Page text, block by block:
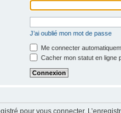
J’ai oublié mon mot de passe
Me connecter
Cacher mon statut en ligne
pour vous connecter.